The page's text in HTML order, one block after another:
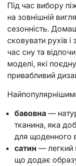
Під час вибору
на зовнішній
сезонність.
сковувати рухів і
час сну та
моделі, які
привабливий
бавовна —
тканина, яка
для щоденного
сатин — легкий
що додає